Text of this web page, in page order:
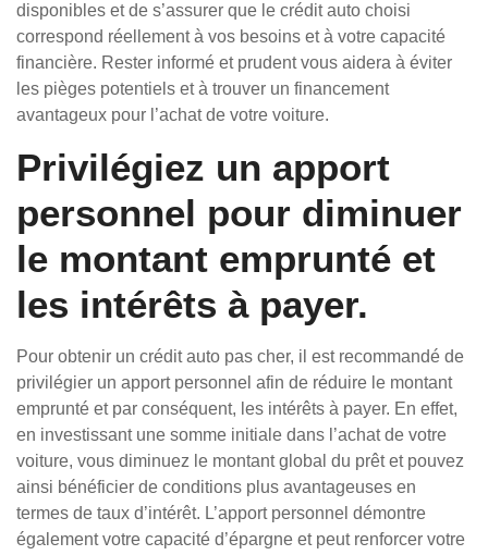
disponibles et de s’assurer que le crédit auto choisi
correspond réellement à vos besoins et à votre capacité
financière. Rester informé et prudent vous aidera à éviter
les pièges potentiels et à trouver un financement
avantageux pour l’achat de votre voiture.
Privilégiez un apport
personnel pour diminuer
le montant emprunté et
les intérêts à payer.
Pour obtenir un crédit auto pas cher, il est recommandé de
privilégier un apport personnel afin de réduire le montant
emprunté et par conséquent, les intérêts à payer. En effet,
en investissant une somme initiale dans l’achat de votre
voiture, vous diminuez le montant global du prêt et pouvez
ainsi bénéficier de conditions plus avantageuses en
termes de taux d’intérêt. L’apport personnel démontre
également votre capacité d’épargne et peut renforcer votre